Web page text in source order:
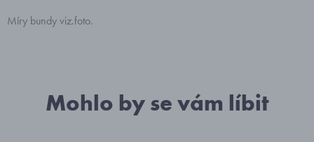
Míry bundy viz.foto.
Mohlo by se vám líbit